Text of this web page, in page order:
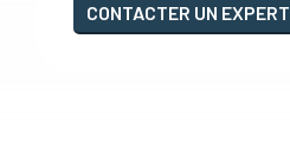
CONTACTER UN EXPERT